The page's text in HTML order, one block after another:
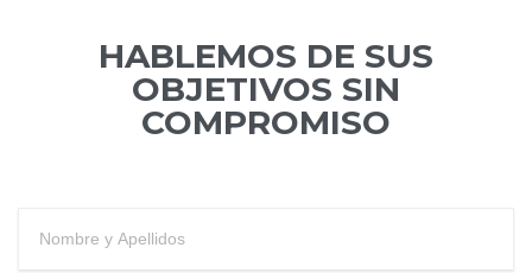
HABLEMOS DE SUS
OBJETIVOS SIN
COMPROMISO